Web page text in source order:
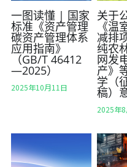
双碳培训
双碳案例
公司要闻
党建风采
园区绿色低碳循环
企业“双碳”实施
碳市场履约一体
碳资产开发及交易
企业/机构级碳中
企业“双碳”服务
基于大语言模型
“双碳”大数据应
模型支撑
碳管理方法论
数据赋能——“能
中创行动
北极熊教育
关于我们
加入我们
教育培训业务
一图读懂 | 国家
标准《资产管理
碳资产管理体系
应用指南》
（GB/T 46412
—2025）
2025年10月11日
关于
《温
减排
纯农
网发
产》
学（
稿）
2025年